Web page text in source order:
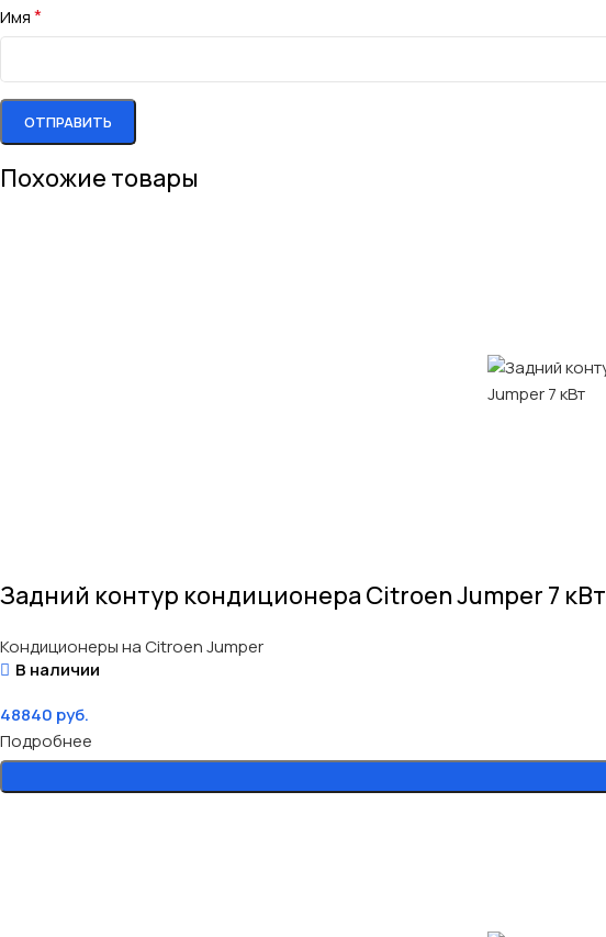
Имя*
Похожие товары
Задний контур кондиционера Citroen Jumper 7 кВт
Кондиционеры на Citroen Jumper
В наличии
48840 руб.
Подробнее